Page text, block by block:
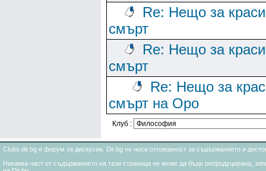
Re: Нещо за
смърт
Re: Нещо за
смърт
Re: Нещо за
смърт на Оро
Клуб :
Clubs.dir.bg е форум за дискусии. Dir.bg не носи отговорност за съдържанието и
Никаква част от съдържанието на тази страница не може да бъде репродуцирана,